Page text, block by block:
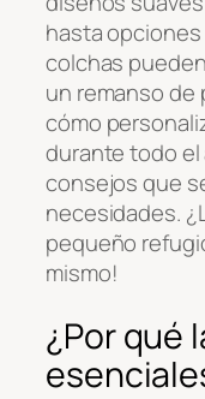
hasta opciones
colchas
un remanso de
cómo
durante todo el
consejos que
necesidades.
pequeño
mismo!
¿Por qué